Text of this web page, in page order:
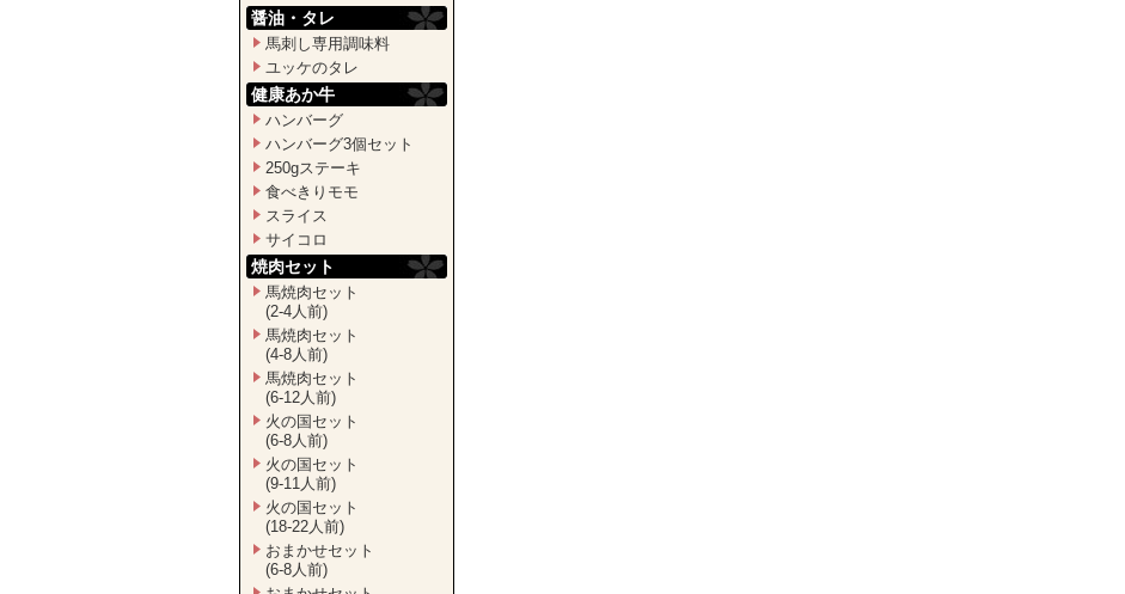
醤油・タレ
馬刺し専用調味料
ユッケのタレ
健康あか牛
ハンバーグ
ハンバーグ3個セット
250gステーキ
食べきりモモ
スライス
サイコロ
焼肉セット
馬焼肉セット
(2-4人前)
馬焼肉セット
(4-8人前)
馬焼肉セット
(6-12人前)
火の国セット
(6-8人前)
火の国セット
(9-11人前)
火の国セット
(18-22人前)
おまかせセット
(6-8人前)